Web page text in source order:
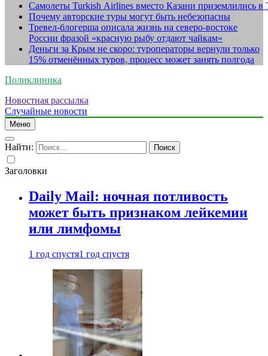
Самолеты Turkish Airlines вместо Казани приземлились в
Почему авторские туры могут быть небезопасны
Тревел-блогерша описала жизнь на северо-востоке
России фразой «красную рыбу отдают чайкам»
Деньги за Крым не скоро: туроператоры вернули только
15% отменённых туров, процесс может занять полгода
Поликлиника
Новостная рассылка
Случайные новости
Меню
Найти:
Заголовки
Daily Mail: ночная потливость
может быть признаком лейкемии
или лимфомы
1 год спустя1 год спустя